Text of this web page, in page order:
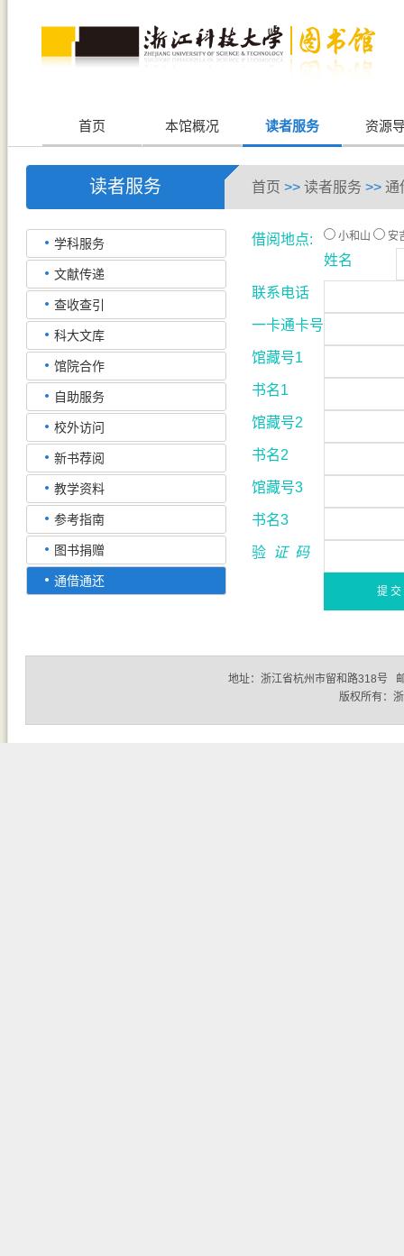
首页 本馆概况 读者服务 资源
读者服务 首页 >> 读者服务 >> 通
学科服务
文献传递
查收查引
科大文库
馆院合作
自助服务
校外访问
新书荐阅
教学资料
参考指南
图书捐赠
通借通还
借阅地点: 小和山 安
姓名
联系电话
一卡通卡号
馆藏号1
书名1
馆藏号2
书名2
馆藏号3
书名3
验 证 码
地址：浙江省杭州市留和路318号
版权所有：